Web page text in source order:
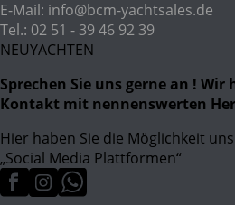
E-Mail: info@bcm-yachtsales.de
Tel.: 02 51 - 39 46 92 39
NEUYACHTEN
Sprechen Sie uns gerne an !
Kontakt mit nennenswerten
Hier haben Sie die Möglichkeit
„Social Media Plattformen“